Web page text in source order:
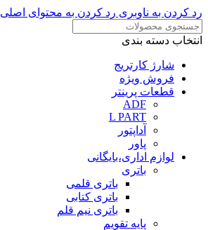
رد کردن به ناوبری رد کردن به محتوای اصلی
انتخاب دسته بندی
شارژ کارتریج
فروش ویژه
قطعات پرینتر
ADF
L PART
آداپتور
پاور
لوازم اداری،بایگانی
باتری
باتری قلمی
باتری کتابی
باتری نیم قلم
پایه تقویم